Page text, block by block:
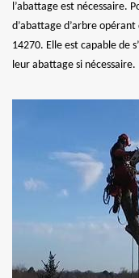
l’abattage est nécessaire.
d’abattage d’arbre
14270. Elle est capable de
leur abattage si nécessaire.